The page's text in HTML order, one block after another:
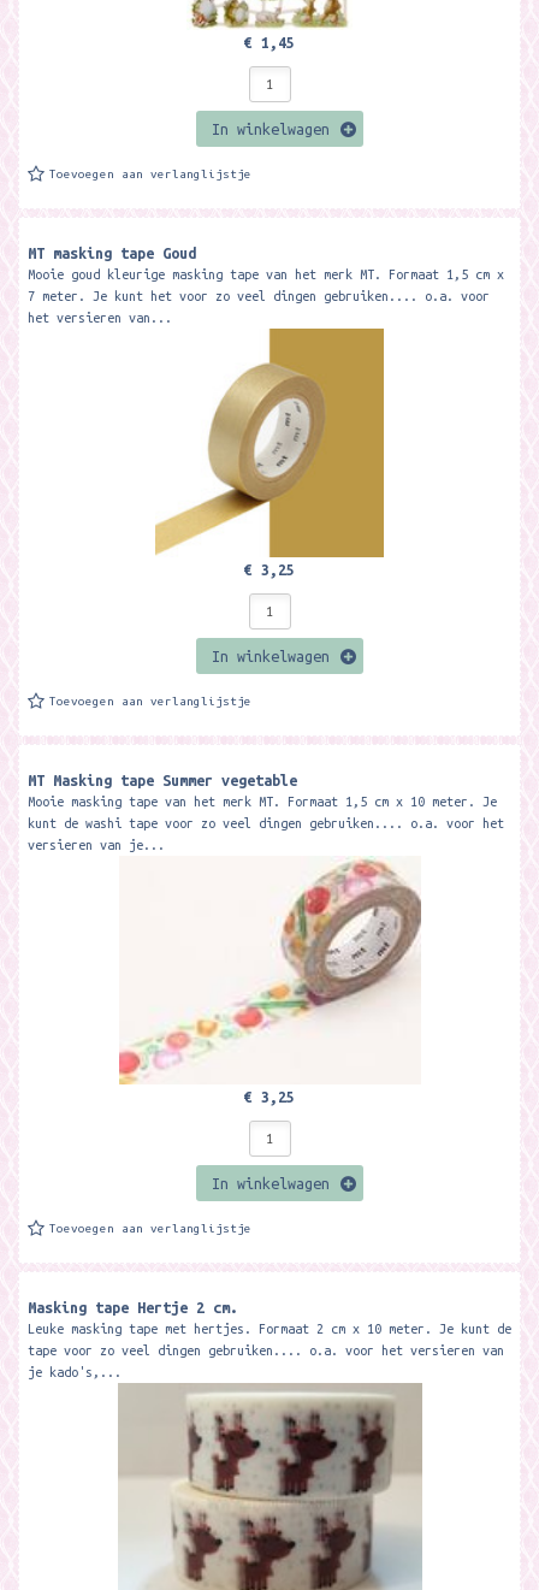
€ 1,45
In winkelwagen
Toevoegen aan verlanglijstje
MT masking tape Goud
Mooie goud kleurige masking tape van het merk MT. Formaat 1,5 cm x
7 meter. Je kunt het voor zo veel dingen gebruiken.... o.a. voor
het versieren van...
€ 3,25
In winkelwagen
Toevoegen aan verlanglijstje
MT Masking tape Summer vegetable
Mooie masking tape van het merk MT. Formaat 1,5 cm x 10 meter. Je
kunt de washi tape voor zo veel dingen gebruiken.... o.a. voor het
versieren van je...
€ 3,25
In winkelwagen
Toevoegen aan verlanglijstje
Masking tape Hertje 2 cm.
Leuke masking tape met hertjes. Formaat 2 cm x 10 meter. Je kunt de
tape voor zo veel dingen gebruiken.... o.a. voor het versieren van
je kado's,...